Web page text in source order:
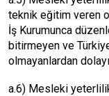
teknik eğitim veren
İş Kurumunca
bitirmeyen ve
olmayanlardan
a.6) Mesleki